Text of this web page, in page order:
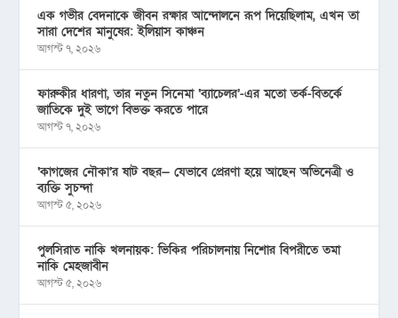
এক গভীর বেদনাকে জীবন রক্ষার আন্দোলনে রূপ দিয়েছিলাম, এখন তা
সারা দেশের মানুষের: ইলিয়াস কাঞ্চন
আগস্ট ৭, ২০২৬
ফারুকীর ধারণা, তার নতুন সিনেমা ‘ব্যাচেলর’-এর মতো তর্ক-বিতর্কে
জাতিকে দুই ভাগে বিভক্ত করতে পারে
আগস্ট ৭, ২০২৬
‘কাগজের নৌকা’র ষাট বছর— যেভাবে প্রেরণা হয়ে আছেন অভিনেত্রী ও
ব্যক্তি সুচন্দা
আগস্ট ৫, ২০২৬
পুলসিরাত নাকি খলনায়ক: ভিকির পরিচালনায় নিশোর বিপরীতে তমা
নাকি মেহজাবীন
আগস্ট ৫, ২০২৬